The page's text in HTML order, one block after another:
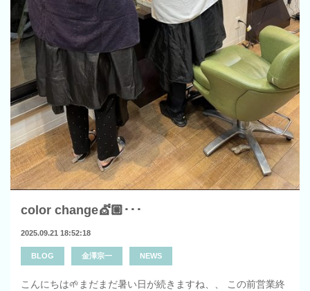
color change💇🏼･･･
2025.09.21 18:52:18
BLOG 金澤宗一 NEWS
こんにちは🌱まだまだ暑い日が続きますね、、 この前営業終